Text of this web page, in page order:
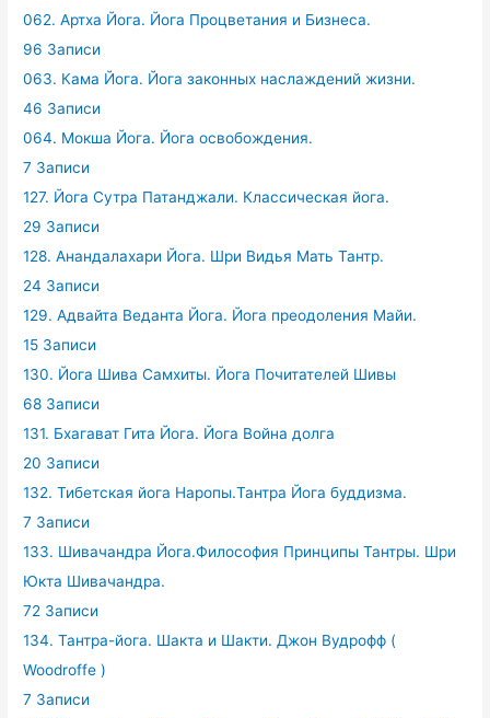
062. Артха Йога. Йога Процветания и Бизнеса.
96 Записи
063. Кама Йога. Йога законных наслаждений жизни.
46 Записи
064. Мокша Йога. Йога освобождения.
7 Записи
127. Йога Сутра Патанджали. Классическая йога.
29 Записи
128. Анандалахари Йога. Шри Видья Мать Тантр.
24 Записи
129. Адвайта Веданта Йога. Йога преодоления Майи.
15 Записи
130. Йога Шива Самхиты. Йога Почитателей Шивы
68 Записи
131. Бхагават Гита Йога. Йога Война долга
20 Записи
132. Тибетская йога Наропы.Тантра Йога буддизма.
7 Записи
133. Шивачандра Йога.Философия Принципы Тантры. Шри
Юкта Шивачандра.
72 Записи
134. Тантра-йога. Шакта и Шакти. Джон Вудрофф (
Woodroffe )
7 Записи